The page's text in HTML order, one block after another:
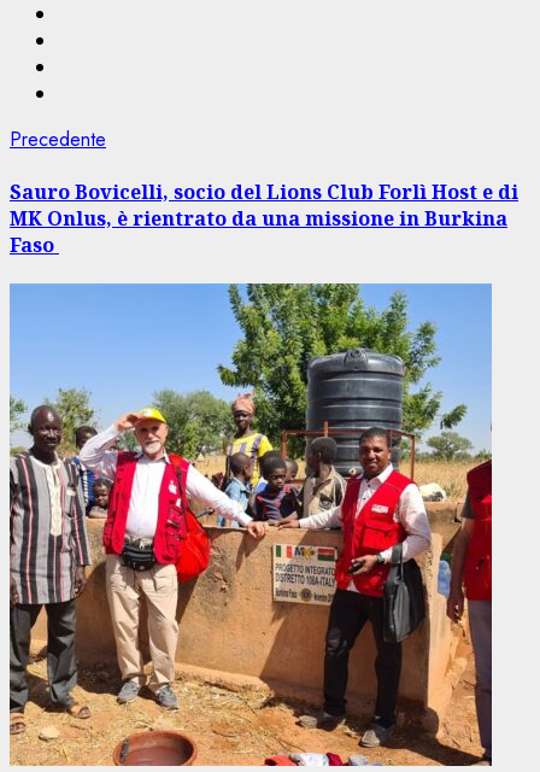
Navigazione
articolo
Precedente
Sauro Bovicelli, socio del Lions Club Forlì Host e di
MK Onlus, è rientrato da una missione in Burkina
Faso